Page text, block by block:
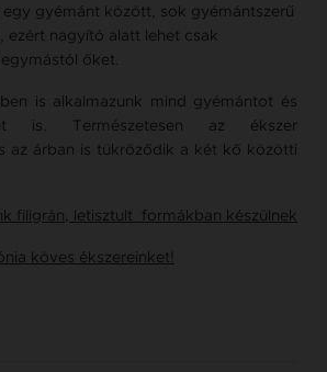
gyémánt között, sok gyémántszerű
ezért nagyító alatt lehet csak
őket.
is alkalmazunk mind gyémántot és
is. Természetesen az ékszer
az árban is tükröződik a két kő közötti
filigrán, letisztult formákban készülnek
köves ékszereinket!